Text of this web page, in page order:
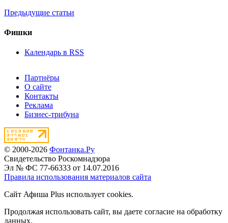
Предыдущие статьи
Фишки
Календарь в RSS
Партнёры
О сайте
Контакты
Реклама
Бизнес-трибуна
© 2000-2026 Фонтанка.Ру
Свидетельство Роскомнадзора
Эл № ФС 77-66333 от 14.07.2016
Правила использования материалов сайта
Сайт Афиша Plus использует cookies.
Продолжая использовать сайт, вы даете согласие на обработку
данных.